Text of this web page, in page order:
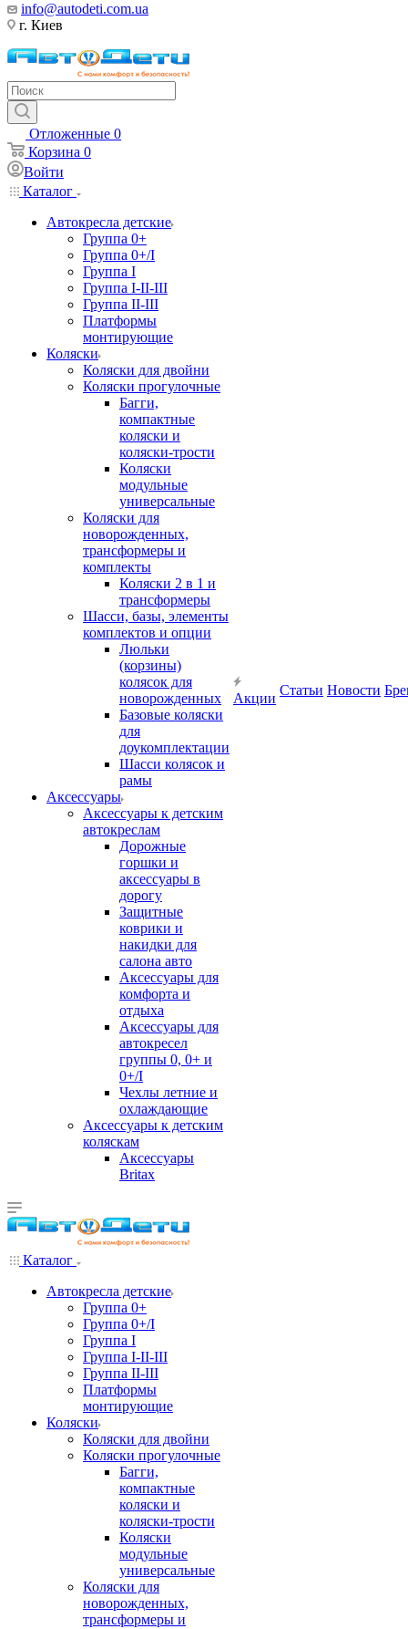
info@autodeti.com.ua
г. Киев
Отложенные 0
Корзина 0
Войти
Каталог
Автокресла детские
Группа 0+
Группа 0+/I
Группа I
Группа I-II-III
Группа II-III
Платформы
монтирующие
Коляски
Коляски для двойни
Коляски прогулочные
Багги,
компактные
коляски и
коляски-трости
Коляски
модульные
универсальные
Коляски для
новорожденных,
трансформеры и
комплекты
Коляски 2 в 1 и
трансформеры
Шасси, базы, элементы
комплектов и опции
Люльки
(корзины)
колясок для
новорожденных
Базовые коляски
для
доукомплектации
Шасси колясок и
рамы
Аксессуары
Аксессуары к детским
автокреслам
Дорожные
горшки и
аксессуары в
дорогу
Защитные
коврики и
накидки для
салона авто
Аксессуары для
комфорта и
отдыха
Аксессуары для
автокресел
группы 0, 0+ и
0+/I
Чехлы летние и
охлаждающие
Аксессуары к детским
коляскам
Аксессуары
Britax
Акции
Статьи Новости
Каталог
Автокресла детские
Группа 0+
Группа 0+/I
Группа I
Группа I-II-III
Группа II-III
Платформы
монтирующие
Коляски
Коляски для двойни
Коляски прогулочные
Багги,
компактные
коляски и
коляски-трости
Коляски
модульные
универсальные
Коляски для
новорожденных,
трансформеры и